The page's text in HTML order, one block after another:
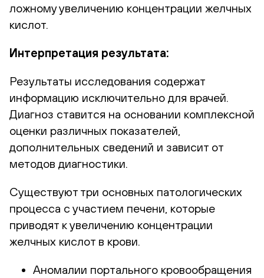
ложному увеличению концентрации желчных
кислот.
Интерпретация результата:
Результаты исследования содержат
информацию исключительно для врачей.
Диагноз ставится на основании комплексной
оценки различных показателей,
дополнительных сведений и зависит от
методов диагностики.
Существуют три основных патологических
процесса с участием печени, которые
приводят к увеличению концентрации
желчных кислот в крови.
Аномалии портального кровообращения